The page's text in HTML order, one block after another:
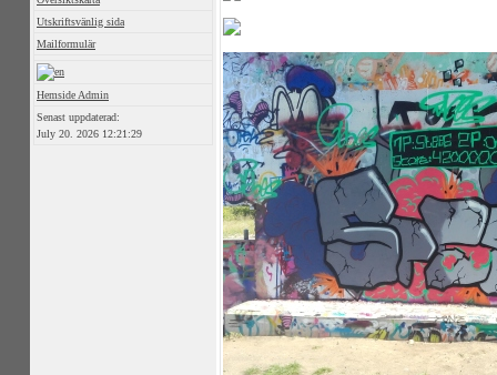
Utskriftsvänlig sida
Mailformulär
Hemside Admin
Senast uppdaterad:
July 20. 2026 12:21:29